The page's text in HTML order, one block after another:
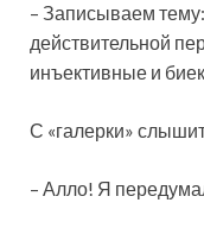
– Записываем
действительной
инъективные и
С «галерки»
– Алло! Я